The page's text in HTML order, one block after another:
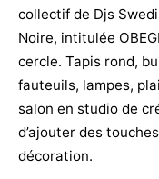
collectif de Djs
Noire, intitulée
cercle. Tapis rond,
fauteuils, lampes,
salon en studio de
d’ajouter des
décoration.